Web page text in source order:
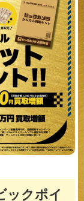
ックポイ